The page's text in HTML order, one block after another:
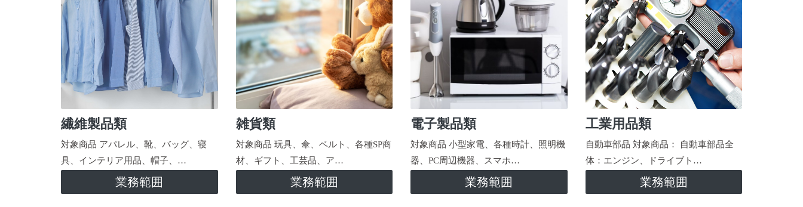
繊維製品類
対象商品 アパレル、靴、バッグ、寝
具、インテリア用品、帽子、…
業務範囲
雑貨類
対象商品 玩具、傘、ベルト、各種SP商
材、ギフト、工芸品、ア…
業務範囲
電子製品類
対象商品 小型家電、各種時計、照明機
器、PC周辺機器、スマホ…
業務範囲
工業用品類
自動車部品 対象商品： 自動車部品全
体：エンジン、ドライブト…
業務範囲